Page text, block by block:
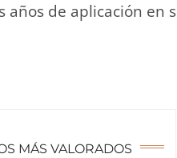
años de aplicación en s
MÁS VALORADOS